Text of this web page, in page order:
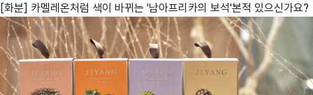
[화분] 카멜레온처럼 색이 바뀌는 '남아프리카의 보석'본적 있으신가요?